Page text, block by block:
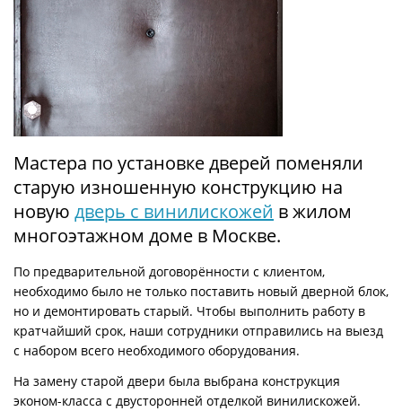
Мастера по установке дверей поменяли
старую изношенную конструкцию на
новую дверь с винилискожей в жилом
многоэтажном доме в Москве.
По предварительной договорённости с клиентом,
необходимо было не только поставить новый дверной блок,
но и демонтировать старый. Чтобы выполнить работу в
кратчайший срок, наши сотрудники отправились на выезд
с набором всего необходимого оборудования.
На замену старой двери была выбрана конструкция
эконом-класса с двусторонней отделкой винилискожей.